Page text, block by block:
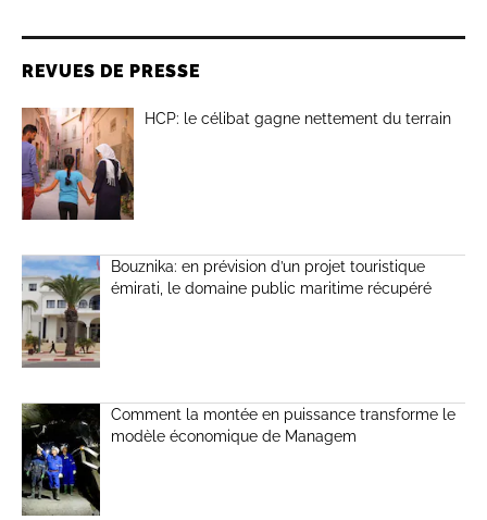
REVUES DE PRESSE
HCP: le célibat gagne nettement du terrain
Bouznika: en prévision d’un projet touristique
émirati, le domaine public maritime récupéré
Comment la montée en puissance transforme le
modèle économique de Managem